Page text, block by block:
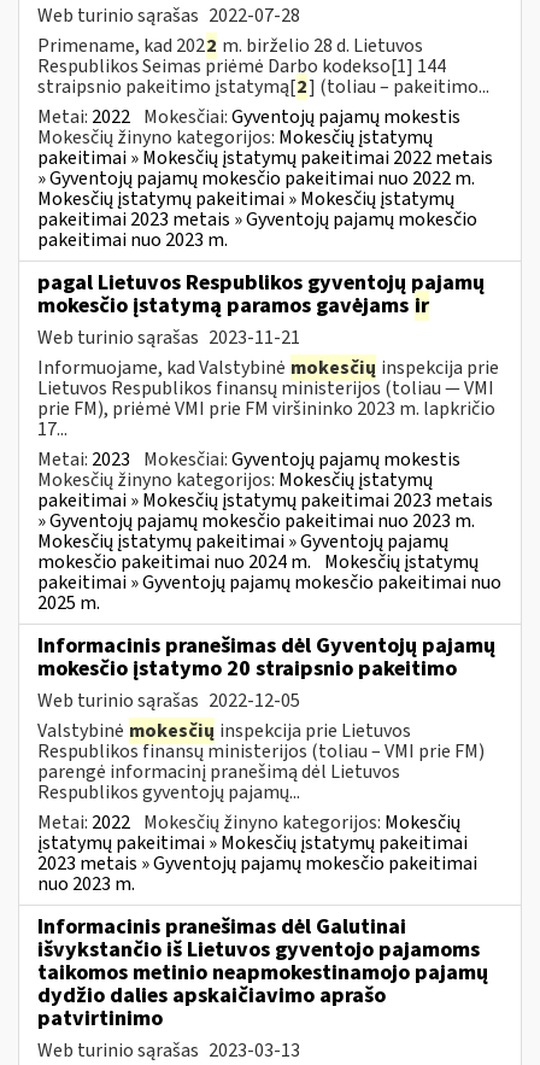
Web turinio sąrašas 2022-07-28
Primename, kad 2022 m. birželio 28 d. Lietuvos
Respublikos Seimas priėmė Darbo kodekso[1] 144
straipsnio pakeitimo įstatymą[2] (toliau – pakeitimo...
Metai: 2022 Mokesčiai:Gyventojų pajamų mokestis
Mokesčių žinyno kategorijos: Mokesčių įstatymų
pakeitimai » Mokesčių įstatymų pakeitimai 2022 metais
» Gyventojų pajamų mokesčio pakeitimai nuo 2022 m.
Mokesčių įstatymų pakeitimai » Mokesčių įstatymų
pakeitimai 2023 metais » Gyventojų pajamų mokesčio
pakeitimai nuo 2023 m.
pagal Lietuvos Respublikos gyventojų pajamų
mokesčio įstatymą paramos gavėjams ir
Web turinio sąrašas 2023-11-21
Informuojame, kad Valstybinė mokesčių inspekcija prie
Lietuvos Respublikos finansų ministerijos (toliau — VMI
prie FM), priėmė VMI prie FM viršininko 2023 m. lapkričio
17...
Metai: 2023 Mokesčiai:Gyventojų pajamų mokestis
Mokesčių žinyno kategorijos: Mokesčių įstatymų
pakeitimai » Mokesčių įstatymų pakeitimai 2023 metais
» Gyventojų pajamų mokesčio pakeitimai nuo 2023 m.
Mokesčių įstatymų pakeitimai » Gyventojų pajamų
mokesčio pakeitimai nuo 2024 m. Mokesčių įstatymų
pakeitimai » Gyventojų pajamų mokesčio pakeitimai nuo
2025 m.
Informacinis pranešimas dėl Gyventojų pajamų
mokesčio įstatymo 20 straipsnio pakeitimo
Web turinio sąrašas 2022-12-05
Valstybinė mokesčių inspekcija prie Lietuvos
Respublikos finansų ministerijos (toliau – VMI prie FM)
parengė informacinį pranešimą dėl Lietuvos
Respublikos gyventojų pajamų...
Metai: 2022 Mokesčių žinyno kategorijos: Mokesčių
įstatymų pakeitimai » Mokesčių įstatymų pakeitimai
2023 metais » Gyventojų pajamų mokesčio pakeitimai
nuo 2023 m.
Informacinis pranešimas dėl Galutinai
išvykstančio iš Lietuvos gyventojo pajamoms
taikomos metinio neapmokestinamojo pajamų
dydžio dalies apskaičiavimo aprašo
patvirtinimo
Web turinio sąrašas 2023-03-13